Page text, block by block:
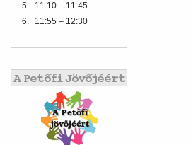
5.
11:10 – 11:45
6.
11:55 – 12:30